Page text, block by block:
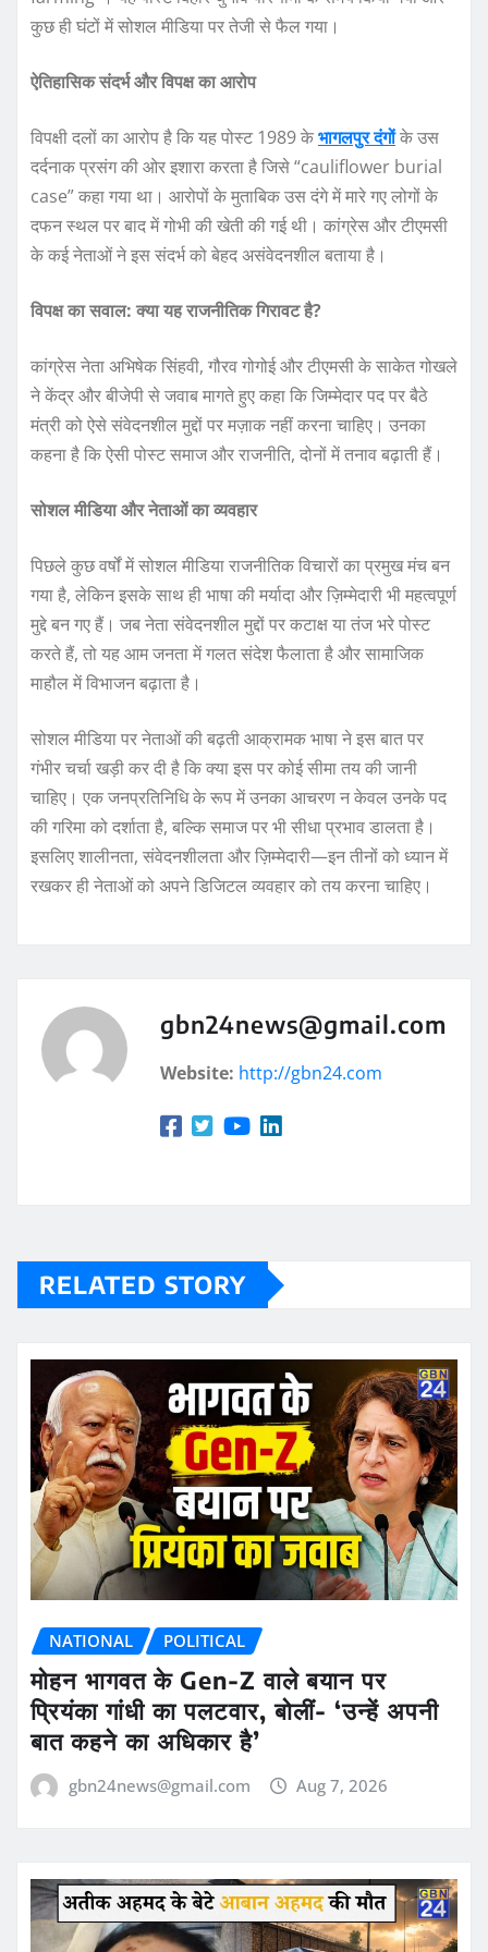
कुछ ही घंटों में सोशल मीडिया पर तेजी से फैल गया।
ऐतिहासिक संदर्भ और विपक्ष का आरोप
विपक्षी दलों का आरोप है कि यह पोस्ट 1989 केभागलपुर दंगोंके उस
दर्दनाक प्रसंग की ओर इशारा करता है जिसे “cauliflower burial
case” कहा गया था। आरोपों के मुताबिक उस दंगे में मारे गए लोगों के
दफन स्थल पर बाद में गोभी की खेती की गई थी। कांग्रेस और टीएमसी
के कई नेताओं ने इस संदर्भ को बेहद असंवेदनशील बताया है।
विपक्ष का सवाल: क्या यह राजनीतिक गिरावट है?
कांग्रेस नेता अभिषेक सिंहवी, गौरव गोगोई और टीएमसी के साकेत गोखले
ने केंद्र और बीजेपी से जवाब मागते हुए कहा कि जिम्मेदार पद पर बैठे
मंत्री को ऐसे संवेदनशील मुद्दों पर मज़ाक नहीं करना चाहिए। उनका
कहना है कि ऐसी पोस्ट समाज और राजनीति, दोनों में तनाव बढ़ाती हैं।
सोशल मीडिया और नेताओं का व्यवहार
पिछले कुछ वर्षों में सोशल मीडिया राजनीतिक विचारों का प्रमुख मंच बन
गया है, लेकिन इसके साथ ही भाषा की मर्यादा और ज़िम्मेदारी भी महत्वपूर्ण
मुद्दे बन गए हैं। जब नेता संवेदनशील मुद्दों पर कटाक्ष या तंज भरे पोस्ट
करते हैं, तो यह आम जनता में गलत संदेश फैलाता है और सामाजिक
माहौल में विभाजन बढ़ाता है।
सोशल मीडिया पर नेताओं की बढ़ती आक्रामक भाषा ने इस बात पर
गंभीर चर्चा खड़ी कर दी है कि क्या इस पर कोई सीमा तय की जानी
चाहिए। एक जनप्रतिनिधि के रूप में उनका आचरण न केवल उनके पद
की गरिमा को दर्शाता है, बल्कि समाज पर भी सीधा प्रभाव डालता है।
इसलिए शालीनता, संवेदनशीलता और ज़िम्मेदारी—इन तीनों को ध्यान में
रखकर ही नेताओं को अपने डिजिटल व्यवहार को तय करना चाहिए।
gbn24news@gmail.com
Website: http://gbn24.com
RELATED STORY
NATIONAL POLITICAL
मोहन भागवत के Gen-Z वाले बयान पर
प्रियंका गांधी का पलटवार, बोलीं- ‘उन्हें अपनी
बात कहने का अधिकार है’
gbn24news@gmail.com Aug 7, 2026